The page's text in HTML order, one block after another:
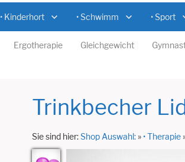
• Kinderhort • Schwimm • Sport
Ergotherapie Gleichgewicht
Trinkbecher
Sie sind hier:Shop Auswahl:»• Therapie